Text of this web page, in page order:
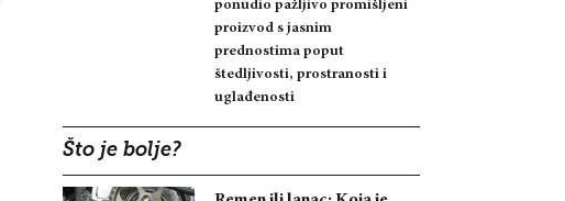
ponudio pažljivo promišljeni
proizvod s jasnim
prednostima poput
štedljivosti, prostranosti i
uglađenosti
Što je bolje?